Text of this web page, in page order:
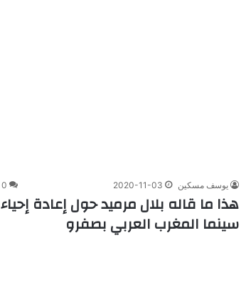
يوسف مسكين 2020-11-03
0
هذا ما قاله بلال مرميد حول إعادة إحياء
سينما المغرب العربي بصفرو